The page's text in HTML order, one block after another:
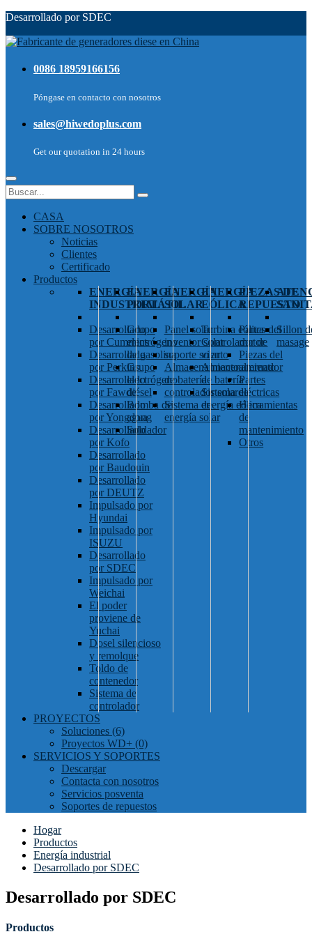
Desarrollado por SDEC
0086 18959166156
Póngase en contacto con nosotros
sales@hiwedoplus.com
Get our quotation in 24 hours
CASA
SOBRE NOSOTROS
Noticias
Clientes
Certificado
Productos
ENERGÍA
INDUSTRIAL
Desarrollado
por Cummins
Desarrollado
por Perkins
Desarrollado
por Fawde
Desarrollado
por Yongdong
Desarrollado
por Kofo
Desarrollado
por Baudouin
Desarrollado
por DEUTZ
Impulsado por
Hyundai
Impulsado por
ISUZU
Desarrollado
por SDEC
Impulsado por
Weichai
El poder
proviene de
Yuchai
Dosel silencioso
y remolque
Toldo de
contenedor
Sistema de
controlador
ENERGÍA
PORTÁTIL
Grupo
electrógeno
de gasolina
Grupo
electrógeno
diésel
Bomba de
agua
Soldador
ENERGÍA
SOLAR
Panel solar
inventor solar
soporte solar
Almacenamiento
de batería
controlador solar
Sistema de
energía solar
ENERGÍA
EÓLICA
Turbina eólica
Controlador de
viento
Almacenamiento
de batería
Sistema de
energía eólica
PIEZAS DE
REPUESTO
Partes del
motor
Piezas del
alternador
Partes
eléctricas
Herramientas
de
mantenimiento
Otros
Sillon
masage
PROYECTOS
Soluciones (6)
Proyectos WD+ (0)
SERVICIOS Y SOPORTES
Descargar
Contacta con nosotros
Servicios posventa
Soportes de repuestos
Hogar
Productos
Energía industrial
Desarrollado por SDEC
Desarrollado por SDEC
Productos